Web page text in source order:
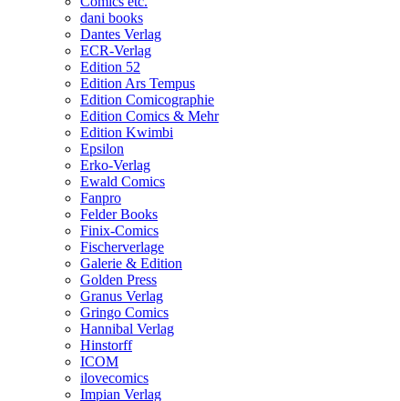
dani books
Dantes Verlag
ECR-Verlag
Edition 52
Edition Ars Tempus
Edition Comicographie
Edition Comics & Mehr
Edition Kwimbi
Epsilon
Erko-Verlag
Ewald Comics
Fanpro
Felder Books
Finix-Comics
Fischerverlage
Galerie & Edition
Golden Press
Granus Verlag
Gringo Comics
Hannibal Verlag
Hinstorff
ICOM
ilovecomics
Impian Verlag